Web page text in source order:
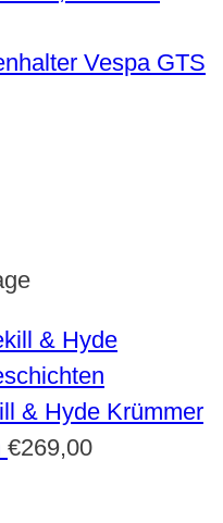
Vespa GTS
& Hyde Krümmer
€269,00